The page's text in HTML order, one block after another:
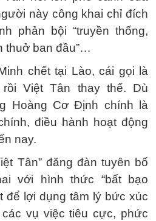
này công khai chỉ đích
phản bội “truyền thống,
thuở ban đầu”…
chết tại Lào, cái gọi là
rồi Việt Tân thay thế. Dù
Hoàng Cơ Định chính là
điều hành hoạt động
nay.
Tân” đăng đàn tuyên bố
với hình thức “bất bạo
để lợi dụng tâm lý bức xúc
vụ việc tiêu cực, phức